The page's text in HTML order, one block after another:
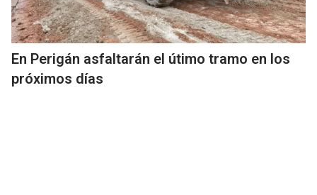
En Perigán asfaltarán el útimo tramo en los
próximos días